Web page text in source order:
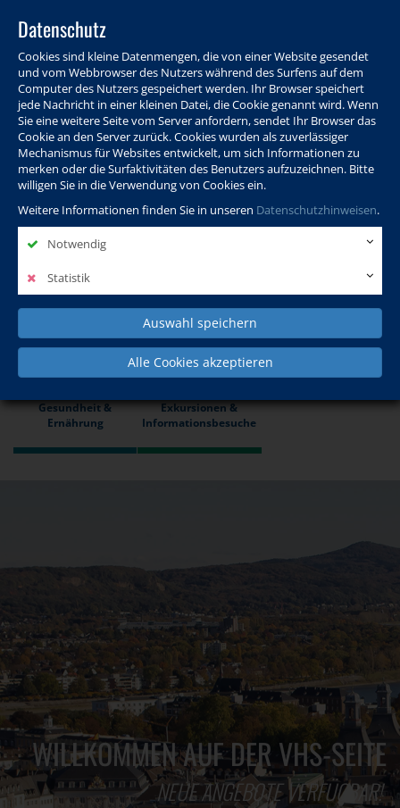
Datenschutz
Cookies sind kleine Datenmengen, die von einer Website gesendet
und vom Webbrowser des Nutzers während des Surfens auf dem
Computer des Nutzers gespeichert werden. Ihr Browser speichert
jede Nachricht in einer kleinen Datei, die Cookie genannt wird. Wenn
Sie eine weitere Seite vom Server anfordern, sendet Ihr Browser das
Cookie an den Server zurück. Cookies wurden als zuverlässiger
Mechanismus für Websites entwickelt, um sich Informationen zu
merken oder die Surfaktivitäten des Benutzers aufzuzeichnen. Bitte
willigen Sie in die Verwendung von Cookies ein.
Weitere Informationen finden Sie in unseren Datenschutzhinweisen.
Notwendig
Statistik
Auswahl speichern
Alle Cookies akzeptieren
Programm Info & Service Aktuelles Warenkorb Login
Ansprechpersonen Kontakt Sitemap
Politik, Wissenschaft &
Internationales
Beruf, IT & Digitales
Gesundheit &
Ernährung
Exkursionen &
Informationsbesuche
WILLKOMMEN AUF DER VHS-SEITE
NEUE ANGEBOTE VERFÜGBAR!